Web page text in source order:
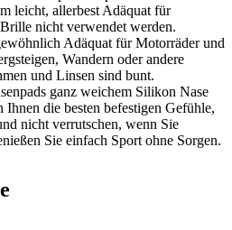
leicht, allerbest Adäquat für
nicht verwendet werden.
Adäquat für Motorräder und
Wandern oder andere
und Linsen sind bunt.
ganz weichem Silikon Nase
Ihnen die besten befestigen Gefühle,
nicht verrutschen, wenn Sie
Sie einfach Sport ohne Sorgen.